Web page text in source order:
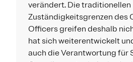
verändert. Die traditionellen
Zuständigkeitsgrenzen des
Officers greifen deshalb
hat sich weiterentwickelt
auch die Verantwortung für